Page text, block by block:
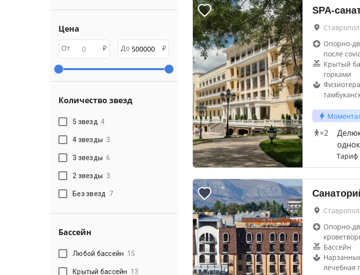
Цена
От ₽ До ₽
Количество звезд
5 звезд 4
4 звезды 3
3 звезды 6
2 звезды 3
Без звезд 7
Бассейн
Любой бассейн 15
Крытый бассейн 13
SPA-
Опорно-
после
Крытый
горками
×2
Тариф
Опорно-
Бассейн
лечебная